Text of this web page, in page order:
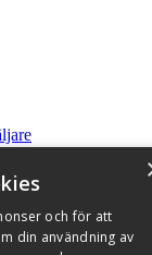
och för att
din användning av